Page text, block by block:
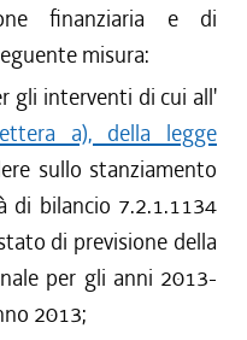
finanziaria e di
misura:
gli interventi di cui all'
a), della legge
sullo stanziamento
di bilancio 7.2.1.1134
di previsione della
per gli anni 2013-
2013;